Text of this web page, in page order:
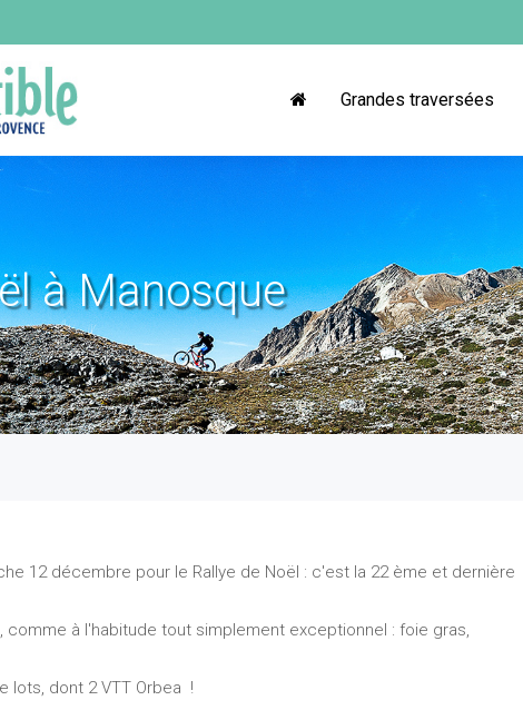
Grandes traversées
à Manosque
12 décembre pour le Rallye de Noël : c'est la 22 ème et dernière
comme à l'habitude tout simplement exceptionnel : foie gras,
lots, dont 2 VTT Orbea !